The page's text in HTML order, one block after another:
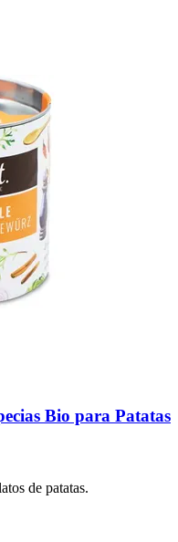
Bio para Patatas
de patatas.